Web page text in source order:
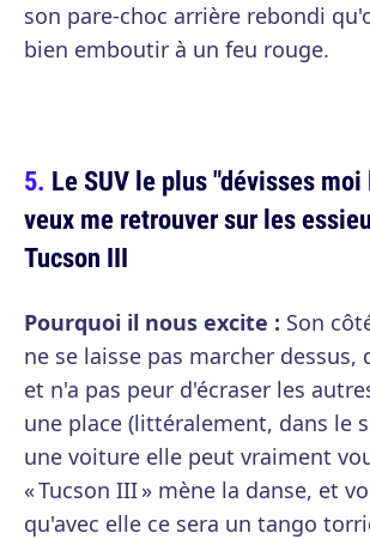
son pare-choc arrière rebondi
bien emboutir à un feu rouge.
Le SUV le plus "dévisses
veux me retrouver sur les
Tucson III
Pourquoi il nous excite : Son
ne se laisse pas marcher dessus,
et n'a pas peur d'écraser les
une place (littéralement, dans le
une voiture elle peut vraiment
« Tucson III » mène la danse, et
qu'avec elle ce sera un tango